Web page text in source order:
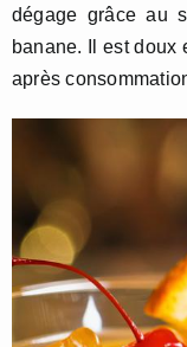
dégage grâce au
banane. Il est doux
après